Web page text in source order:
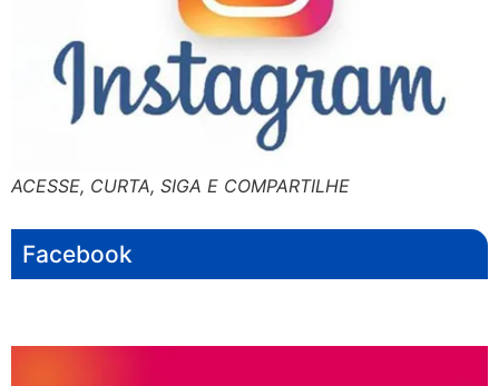
ACESSE, CURTA, SIGA E COMPARTILHE
Facebook